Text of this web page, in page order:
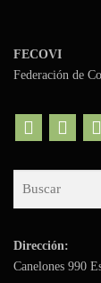
FECOVI
Federación de
Dirección:
Canelones 990